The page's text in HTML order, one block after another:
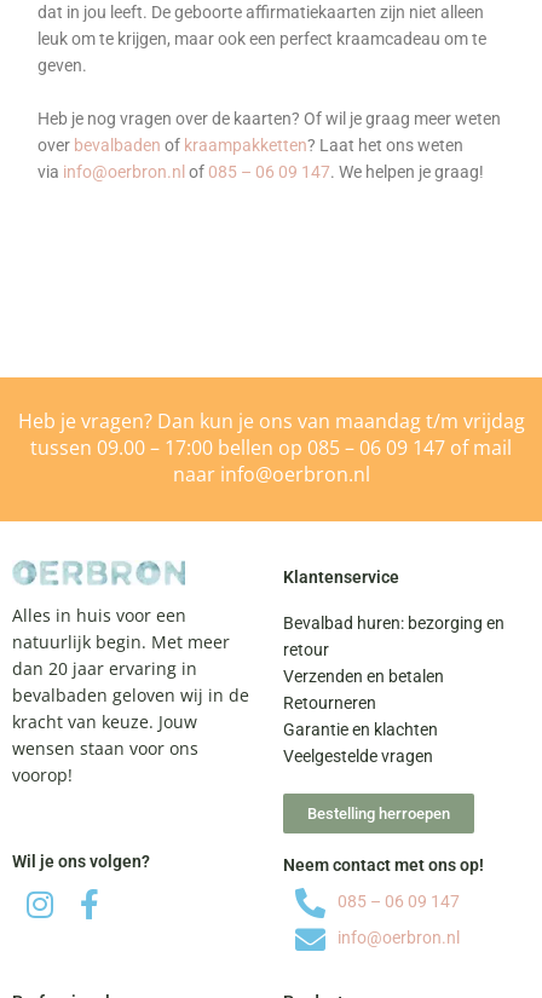
dat in jou leeft. De geboorte affirmatiekaarten zijn niet alleen
leuk om te krijgen, maar ook een perfect kraamcadeau om te
geven.
Heb je nog vragen over de kaarten? Of wil je graag meer weten
over bevalbaden of kraampakketten? Laat het ons weten
via info@oerbron.nlof 085 – 06 09 147. We helpen je graag!
Heb je vragen? Dan kun je ons van maandag t/m vrijdag
tussen 09.00 – 17:00 bellen op 085 – 06 09 147 of mail
naar info@oerbron.nl
Alles in huis voor een
natuurlijk begin. Met meer
dan 20 jaar ervaring in
bevalbaden geloven wij in de
kracht van keuze. Jouw
wensen staan voor ons
voorop!
Wil je ons volgen?
Klantenservice
Bevalbad huren: bezorging en
retour
Verzenden en betalen
Retourneren
Garantie en klachten
Veelgestelde vragen
Bestelling herroepen
Neem contact met ons op!
085 – 06 09 147
info@oerbron.nl